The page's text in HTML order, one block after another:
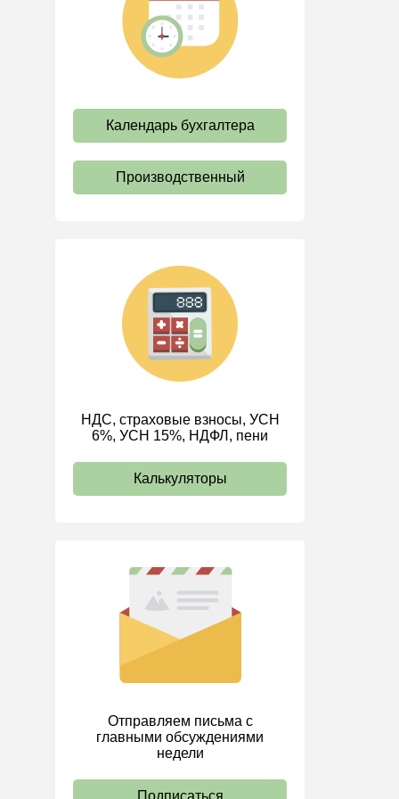
труда
Отпуск и время отдыха
Оплата труда
Ответственность и
взыскания
Пенсии
Трудовые книжки
Кадровые документы и
образцы
Персональные данные
ИП
Календарь бухгалтера
Производственный
НДС, страховые взносы, УСН
6%, УСН 15%, НДФЛ, пени
Калькуляторы
Отправляем письма с
главными обсуждениями
недели
Подписаться